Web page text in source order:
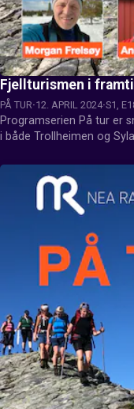
Fjellturismen i
PÅ TUR 12. APRIL 2024 S1,
Programserien På tur er
i både Trollheimen og
med fjellturismen i
Dette er den siste
Radio E6 og Andreas